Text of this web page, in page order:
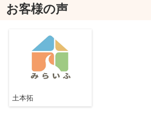
お客様の声
土本拓